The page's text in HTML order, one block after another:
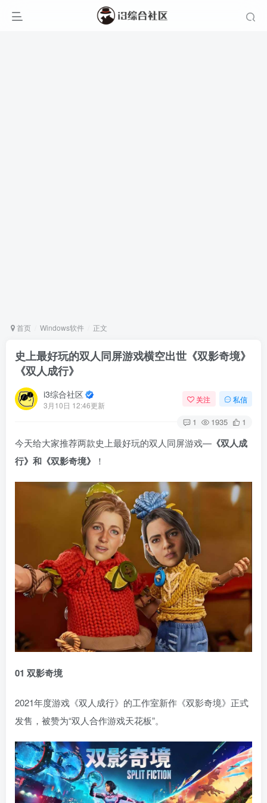
首页 Windows软件 正文
史上最好玩的双人同屏游戏横空出世《双影奇境》
《双人成行》
i3综合社区
3月10日 12:46更新
关注 私信
1 1935 1
今天给大家推荐两款史上最好玩的双人同屏游戏— 《双人成
行》和《双影奇境》
！
01 双影奇境
2021年度游戏《双人成行》的工作室新作《双影奇境》正式
发售，被赞为“双人合作游戏天花板”。